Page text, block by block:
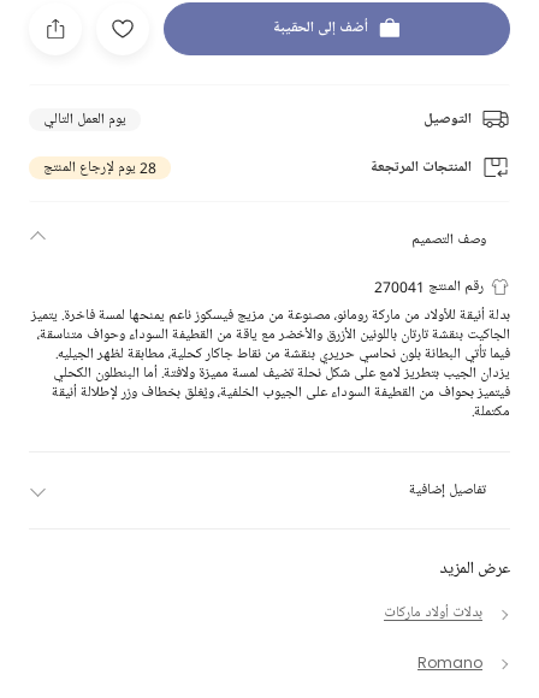
أضف إلى الحقيبة
التوصيل يوم العمل التالي
المنتجات المرتجعة 28 يوم لإرجاع المنتج
عرض المزيد
بدلات أولاد ماركات
Romano
وصف التصميم
رقم المنتج 270041
بدلة أنيقة للأولاد من ماركة رومانو، مصنوعة من مزيج فيسكوز ناعم يمنحها لمسة فاخرة. يتميز
الجاكيت بنقشة تارتان باللونين الأزرق والأخضر مع ياقة من القطيفة السوداء وحواف متناسقة،
فيما تأتي البطانة بلون نحاسي حريري بنقشة من نقاط جاكار كحلية، مطابقة لظهر الجيليه.
يزدان الجيب بتطريز لامع على شكل نحلة تضيف لمسة مميزة ولافتة. أما البنطلون الكحلي
فيتميز بحواف من القطيفة السوداء على الجيوب الخلفية، ويُغلق بخطاف وزر لإطلالة أنيقة
مكتملة.
تفاصيل إضافية